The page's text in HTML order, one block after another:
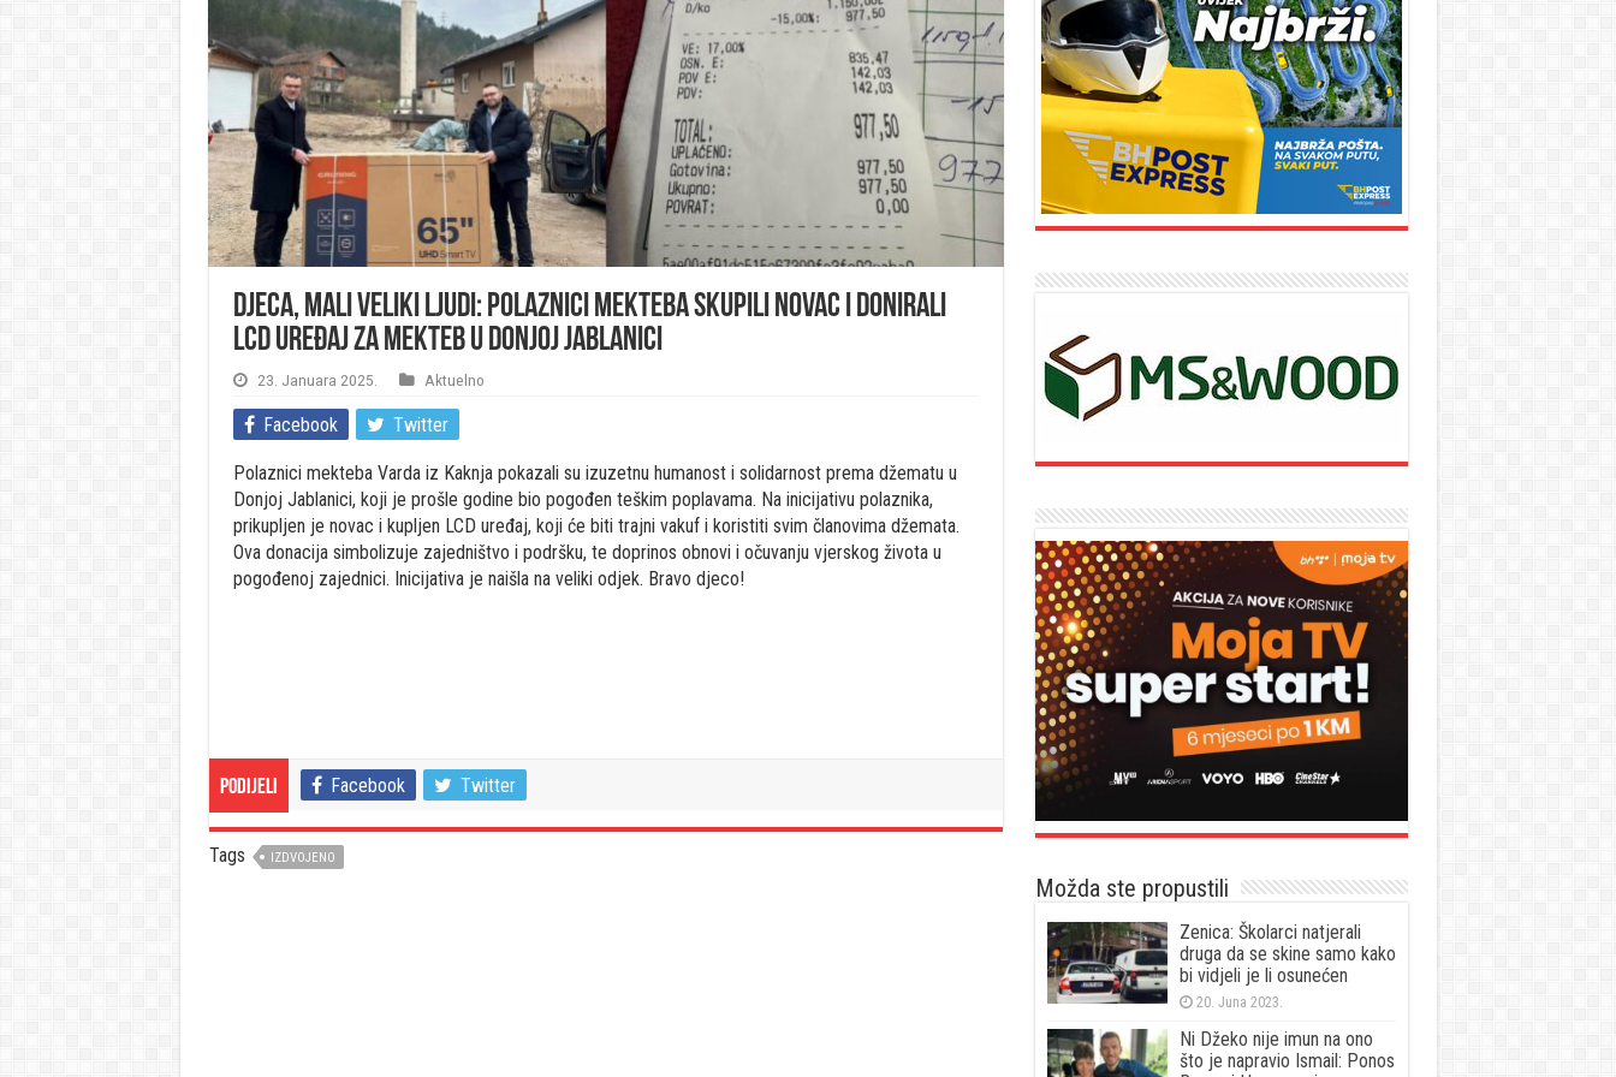
Djeca, mali veliki ljudi: Polaznici mekteba skupili novac i donirali
LCD uređaj za mekteb u Donjoj Jablanici
23. Januara 2025. Aktuelno
Facebook Twitter
Polaznici mekteba Varda iz Kaknja pokazali su izuzetnu humanost i solidarnost prema džematu u
Donjoj Jablanici, koji je prošle godine bio pogođen teškim poplavama. Na inicijativu polaznika,
prikupljen je novac i kupljen LCD uređaj, koji će biti trajni vakuf i koristiti svim članovima džemata.
Ova donacija simbolizuje zajedništvo i podršku, te doprinos obnovi i očuvanju vjerskog života u
pogođenoj zajednici. Inicijativa je naišla na veliki odjek. Bravo djeco!
Podijeli Facebook Twitter
Tags IZDVOJENO
Možda ste propustili
Zenica: Školarci natjerali
druga da se skine samo kako
bi vidjeli je li osunećen
20. Juna 2023.
Ni Džeko nije imun na ono
što je napravio Ismail: Ponos